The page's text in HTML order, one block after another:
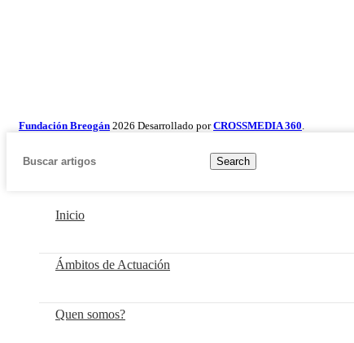
Fundación Breogán 2026 Desarrollado porCROSSMEDIA 360
Search
Inicio
Ámbitos de Actuación
Quen somos?